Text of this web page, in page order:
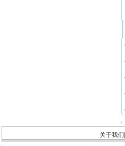
关于我们